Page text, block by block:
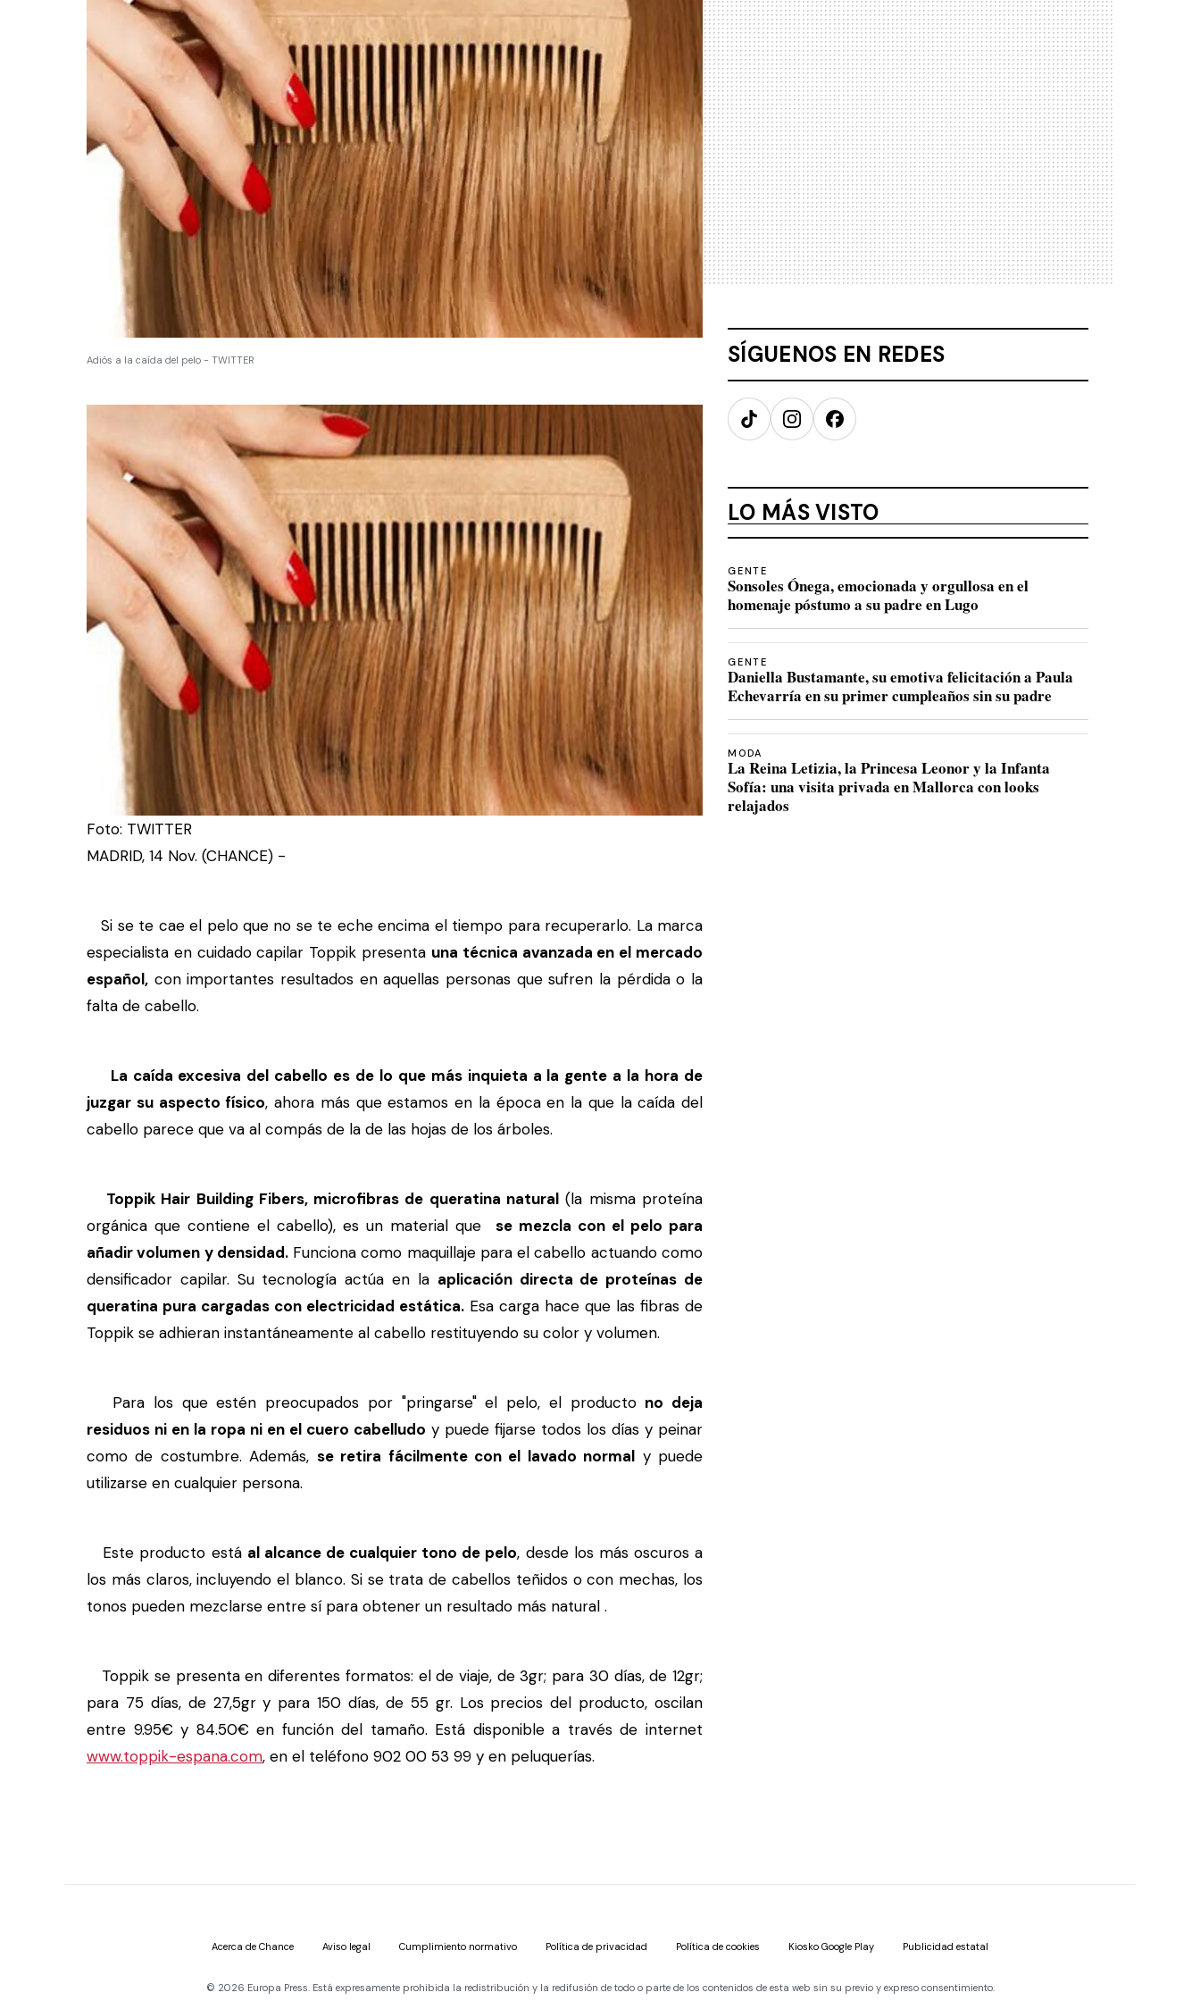
Adiós a la caída del pelo - TWITTER
Foto: TWITTER
MADRID, 14 Nov. (CHANCE) -
Si se te cae el pelo que no se te eche encima el tiempo para recuperarlo. La marca
especialista en cuidado capilar Toppik presenta una técnica avanzada en el mercado
español, con importantes resultados en aquellas personas que sufren la pérdida o la
falta de cabello.
La caída excesiva del cabello es de lo que más inquieta a la gente a la hora de
juzgar su aspecto físico, ahora más que estamos en la época en la que la caída del
cabello parece que va al compás de la de las hojas de los árboles.
Toppik Hair Building Fibers, microfibras de queratina natural (la misma proteína
orgánica que contiene el cabello), es un material que se mezcla con el pelo para
añadir volumen y densidad.Funciona como maquillaje para el cabello actuando como
densificador capilar. Su tecnología actúa en la aplicación directa de proteínas de
queratina pura cargadas con electricidad estática. Esa carga hace que las fibras de
Toppik se adhieran instantáneamente al cabello restituyendo su color y volumen.
Para los que estén preocupados por "pringarse" el pelo, el producto no deja
residuos ni en la ropa ni en el cuero cabelludo y puede fijarse todos los días y peinar
como de costumbre. Además, se retira fácilmente con el lavado normal y puede
utilizarse en cualquier persona.
Este producto está al alcance de cualquier tono de pelo, desde los más oscuros a
los más claros, incluyendo el blanco. Si se trata de cabellos teñidos o con mechas, los
tonos pueden mezclarse entre sí para obtener un resultado más natural .
Toppik se presenta en diferentes formatos: el de viaje, de 3gr; para 30 días, de 12gr;
para 75 días, de 27,5gr y para 150 días, de 55 gr. Los precios del producto, oscilan
entre 9.95€ y 84.50€ en función del tamaño. Está disponible a través de internet
www.toppik-espana.com, en el teléfono 902 00 53 99 y en peluquerías.
SÍGUENOS EN REDES
TikTokInstagramFacebook
LO MÁS VISTO
GENTE
Sonsoles Ónega, emocionada y orgullosa en el
homenaje póstumo a su padre en Lugo
GENTE
Daniella Bustamante, su emotiva felicitación a Paula
Echevarría en su primer cumpleaños sin su padre
MODA
La Reina Letizia, la Princesa Leonor y la Infanta
Sofía: una visita privada en Mallorca con looks
relajados
Acerca de Chance Aviso legal Cumplimiento normativo Política de privacidad Política de cookies Kiosko Google Play Publicidad estatal
© 2026 Europa Press. Está expresamente prohibida la redistribución y la redifusión de todo o parte de los contenidos de esta web sin su previo y expreso consentimiento.